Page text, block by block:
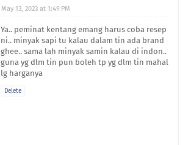
May 13, 2023 at 1:49 PM
Ya.. peminat kentang emang harus coba resep
ni.. minyak sapi tu kalau dalam tin ada brand
ghee.. sama lah minyak samin kalau di indon..
guna yg dlm tin pun boleh tp yg dlm tin mahal
lg harganya
Delete